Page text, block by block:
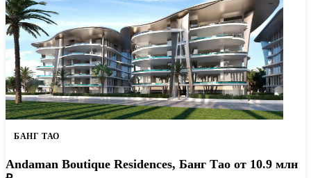
БАНГ ТАО
Andaman Boutique Residences, Банг Тао от 10.9 млн